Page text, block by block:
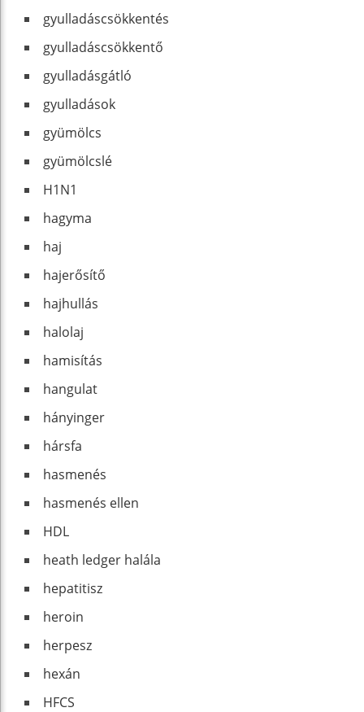
gyulladáscsökkentés
gyulladáscsökkentő
gyulladásgátló
gyulladások
gyümölcs
gyümölcslé
H1N1
hagyma
haj
hajerősítő
hajhullás
halolaj
hamisítás
hangulat
hányinger
hársfa
hasmenés
hasmenés ellen
HDL
heath ledger halála
hepatitisz
heroin
herpesz
hexán
HFCS